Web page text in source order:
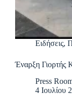
Ειδήσεις,
Έναρξη Γιορτής
Press
4 Ιουλίου